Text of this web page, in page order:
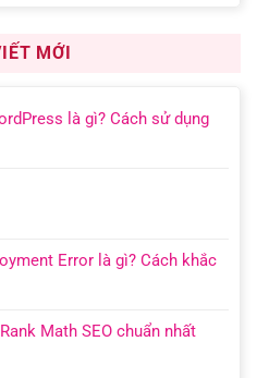
MỚI
là gì? Cách sử dụng
Error là gì? Cách khắc
Math SEO chuẩn nhất